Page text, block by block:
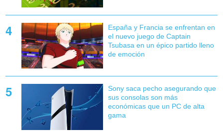
España y Francia se enfrentan en
el nuevo juego de Captain
Tsubasa en un épico partido lleno
de emoción
Sony saca pecho asegurando que
sus consolas son más
económicas que un PC de alta
gama